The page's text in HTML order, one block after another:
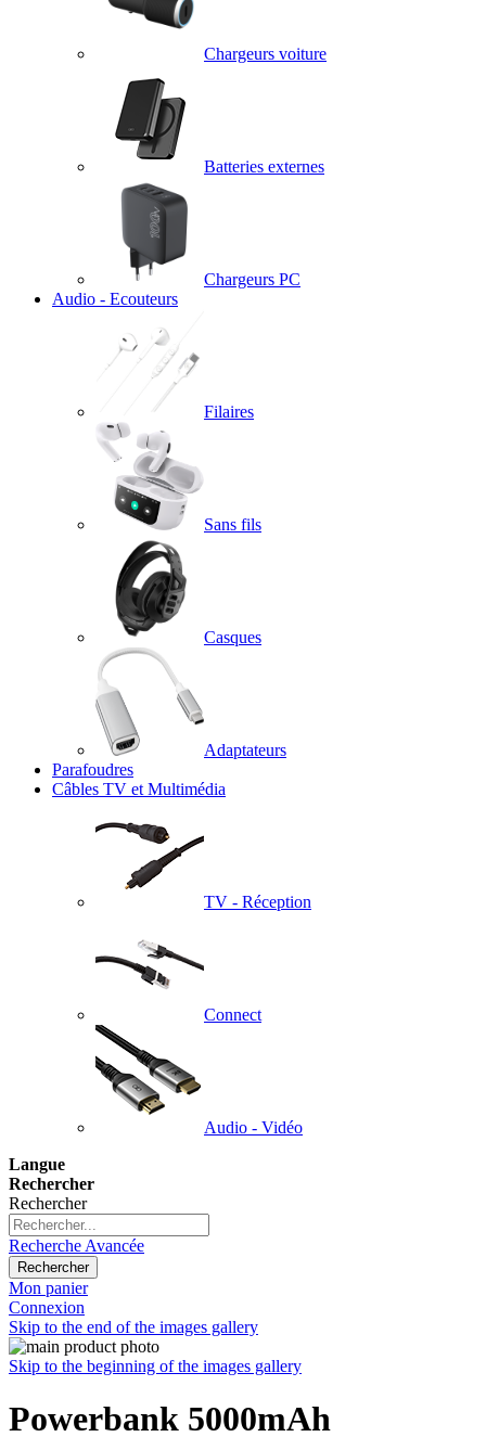
Chargeurs voiture
Batteries externes
Chargeurs PC
Audio - Ecouteurs
Filaires
Sans fils
Casques
Adaptateurs
Parafoudres
Câbles TV et Multimédia
TV - Réception
Connect
Audio - Vidéo
Langue
Rechercher
Rechercher
Recherche Avancée
Rechercher
Mon panier
Connexion
Skip to the end of the images gallery
Skip to the beginning of the images gallery
Powerbank 5000mAh